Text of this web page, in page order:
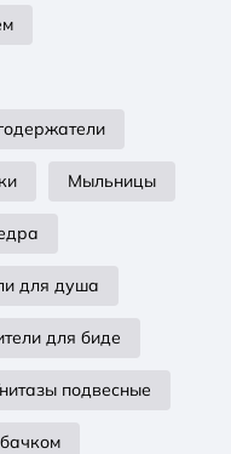
Мыльницы
для душа
для биде
подвесные